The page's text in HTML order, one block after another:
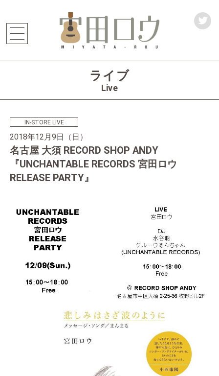
t
w
t
ライブ
Live
IN-STORE LIVE
2018年12月9日（日）
名古屋 大須 RECORD SHOP ANDY
『UNCHANTABLE RECORDS 宮田ロウ
RELEASE PARTY』